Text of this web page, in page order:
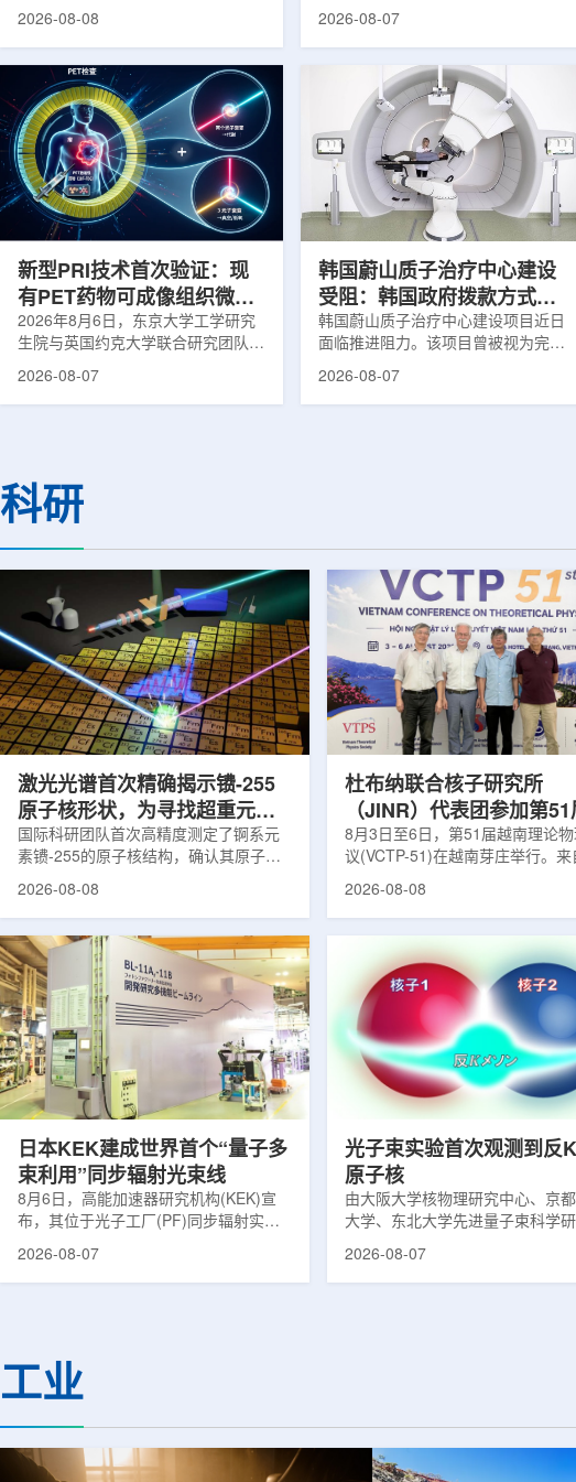
式设立。公司由中国同辐股份有限公
创)共同出资组建，中国同辐持股
90%，中核浙创持股10%。中核辐智
将承接中国同辐核医学发展中心业
务，锚定智慧核医疗赛道深耕布局。
公司以智慧核医学物联系统为核心载
体，打通核医疗全产业链条，构建智
慧核医学系统+核药+装备+服务协同
发展模式，推动业务从单一产品供给
2026-08-08
射性药物开发，迄今已主导/参与发
完成自研7款放射性药物的临床转
化，用于多种肿瘤诊疗。报告会上，
林国贤教授基于其团队多年的前沿探
索，系统梳理了针对前列腺癌靶点
PSMA的核药相关研究进展：一是F-
18标记PSMA靶向PET显像剂的分子
设计与临床优势;二是通过理性优化
分子结构，大幅提高Lu-177标记治
2026-08-07
新型PRI技术首次验证：现
有PET药物可成像组织微环
境
2026年8月6日，东京大学工学研究
生院与英国约克大学联合研究团队宣
布，已建立一种利用正电子三光子衰
衰变的下一代核医学成像概念图目前
临床PET扫描主要利用正电子双光子
程度相关的微环境信息捕捉有限。...
2026-08-07
韩国蔚山质子治疗中心建设
受阻：韩国政府拨款方式调
整影响项目推进
韩国蔚山质子治疗中心建设项目近日
面临推进阻力。该项目曾被视为完善
韩国东南部区域癌症治疗体系的关键
中心，构建癌症患者可在区域内完成
手术...
2026-08-07
科研
激光光谱首次精确揭示镄-255
原子核形状，为寻找超重元素
提供新线索
国际科研团队首次高精度测定了锕系元
素镄-255的原子核结构，确认其原子核
美因茨约翰内斯·古腾堡大学、亥姆霍兹
美因茨研究所、瑞典哥德堡大学等18家
机构合作完成。研究结果不仅修正了以
往标准数据表中部分不合理的核性质数
值，也为现代原子核理论模型提供了关
键实验验证。镄是自然界中不存在的人
工合成重元素，镄-255含有100个质子
和155个中子，实验获取极为困难。研究
团...
2026-08-08
杜布纳联合核子研究所
（JINR）代表团参加第51
南理论物理会议
8月3日至6日，第51届越南理论
议(VCTP-51)在越南芽庄举行。来
南、德国、印度、中国、巴基斯
罗斯、台湾、菲律宾和日本等国家
区的170余名学者开展交流。本届
题覆盖高能物理、核物理、凝聚态
和宇宙学等多个理论物理前沿方
时涉及超越标准模型物理、分子
量子光学与量子信息、生物材料
分子等交叉研究领域。广泛的议
2026-08-08
日本KEK建成世界首个“量子多
束利用”同步辐射光束线
8月6日，高能加速器研究机构(KEK)宣
布，其位于光子工厂(PF)同步辐射实验
装置的BL-11A和BL-11B光束线已建成世
心的同步辐射装置组成，定位为科研和
教育基础设施。新光束线的主要特点在
观...
2026-08-07
光子束实验首次观测到反
原子核
由大阪大学核物理研究中心、京
大学、东北大学先进量子束科学
心、高丽大学、岐阜大学、中国近
射设施SP...
2026-08-07
工业